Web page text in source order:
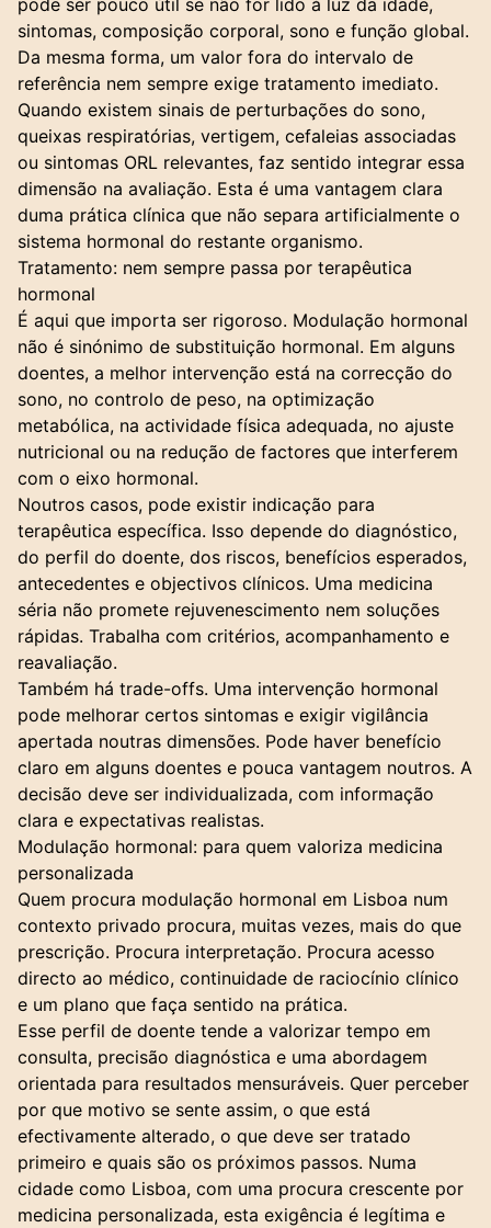
pode ser pouco útil se não for lido à luz da idade,
sintomas, composição corporal, sono e função global.
Da mesma forma, um valor fora do intervalo de
referência nem sempre exige tratamento imediato.
Quando existem sinais de perturbações do sono,
queixas respiratórias, vertigem, cefaleias associadas
ou sintomas ORL relevantes, faz sentido integrar essa
dimensão na avaliação. Esta é uma vantagem clara
duma prática clínica que não separa artificialmente o
sistema hormonal do restante organismo.
Tratamento: nem sempre passa por terapêutica
hormonal
É aqui que importa ser rigoroso. Modulação hormonal
não é sinónimo de substituição hormonal. Em alguns
doentes, a melhor intervenção está na correcção do
sono, no controlo de peso, na optimização
metabólica, na actividade física adequada, no ajuste
nutricional ou na redução de factores que interferem
com o eixo hormonal.
Noutros casos, pode existir indicação para
terapêutica específica. Isso depende do diagnóstico,
do perfil do doente, dos riscos, benefícios esperados,
antecedentes e objectivos clínicos. Uma medicina
séria não promete rejuvenescimento nem soluções
rápidas. Trabalha com critérios, acompanhamento e
reavaliação.
Também há trade-offs. Uma intervenção hormonal
pode melhorar certos sintomas e exigir vigilância
apertada noutras dimensões. Pode haver benefício
claro em alguns doentes e pouca vantagem noutros. A
decisão deve ser individualizada, com informação
clara e expectativas realistas.
Modulação hormonal: para quem valoriza medicina
personalizada
Quem procura modulação hormonal em Lisboa num
contexto privado procura, muitas vezes, mais do que
prescrição. Procura interpretação. Procura acesso
directo ao médico, continuidade de raciocínio clínico
e um plano que faça sentido na prática.
Esse perfil de doente tende a valorizar tempo em
consulta, precisão diagnóstica e uma abordagem
orientada para resultados mensuráveis. Quer perceber
por que motivo se sente assim, o que está
efectivamente alterado, o que deve ser tratado
primeiro e quais são os próximos passos. Numa
cidade como Lisboa, com uma procura crescente por
medicina personalizada, esta exigência é legítima e